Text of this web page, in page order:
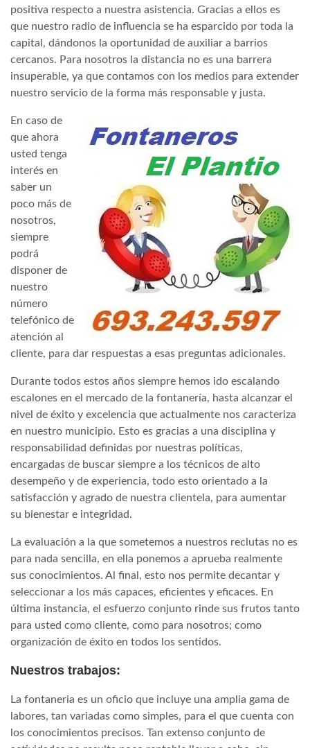
positiva respecto a nuestra asistencia. Gracias a ellos es
que nuestro radio de influencia se ha esparcido por toda la
capital, dándonos la oportunidad de auxiliar a barrios
cercanos. Para nosotros la distancia no es una barrera
insuperable, ya que contamos con los medios para extender
nuestro servicio de la forma más responsable y justa.
En caso de
que ahora
usted tenga
interés en
saber un
poco más de
nosotros,
siempre
podrá
disponer de
nuestro
número
telefónico de
atención al
cliente, para dar respuestas a esas preguntas adicionales.
Durante todos estos años siempre hemos ido escalando
escalones en el mercado de la fontanería, hasta alcanzar el
nivel de éxito y excelencia que actualmente nos caracteriza
en nuestro municipio. Esto es gracias a una disciplina y
responsabilidad definidas por nuestras políticas,
encargadas de buscar siempre a los técnicos de alto
desempeño y de experiencia, todo esto orientado a la
satisfacción y agrado de nuestra clientela, para aumentar
su bienestar e integridad.
La evaluación a la que sometemos a nuestros reclutas no es
para nada sencilla, en ella ponemos a aprueba realmente
sus conocimientos. Al final, esto nos permite decantar y
seleccionar a los más capaces, eficientes y eficaces. En
última instancia, el esfuerzo conjunto rinde sus frutos tanto
para usted como cliente, como para nosotros; como
organización de éxito en todos los sentidos.
Nuestros trabajos:
La fontaneria es un oficio que incluye una amplia gama de
labores, tan variadas como simples, para el que cuenta con
los conocimientos precisos. Tan extenso conjunto de